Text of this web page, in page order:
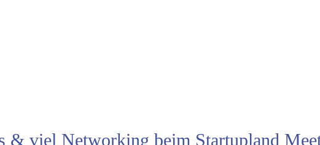
& viel Networking beim Startupland